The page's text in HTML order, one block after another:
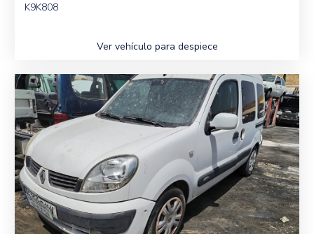
K9K808
Ver vehículo para despiece